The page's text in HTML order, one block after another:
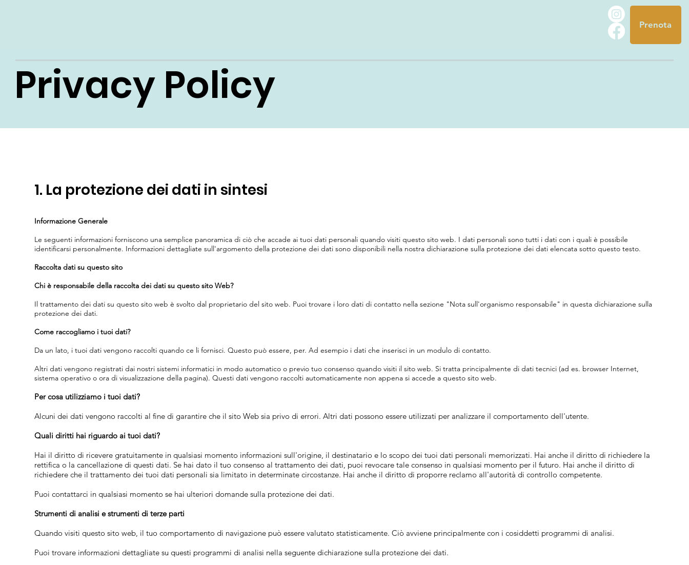
Prenota
Privacy Policy
1. La protezione dei dati in sintesi
Informazione Generale
Le seguenti informazioni forniscono una semplice panoramica di ciò che accade ai tuoi dati personali quando visiti questo sito web. I dati personali sono tutti i dati con i quali è possibile
identificarsi personalmente. Informazioni dettagliate sull'argomento della protezione dei dati sono disponibili nella nostra dichiarazione sulla protezione dei dati elencata sotto questo testo.
Raccolta dati su questo sito
Chi è responsabile della raccolta dei dati su questo sito Web?
Il trattamento dei dati su questo sito web è svolto dal proprietario del sito web. Puoi trovare i loro dati di contatto nella sezione "Nota sull'organismo responsabile" in questa dichiarazione sulla
protezione dei dati.
Come raccogliamo i tuoi dati?
Da un lato, i tuoi dati vengono raccolti quando ce li fornisci. Questo può essere, per. Ad esempio i dati che inserisci in un modulo di contatto.
Altri dati vengono registrati dai nostri sistemi informatici in modo automatico o previo tuo consenso quando visiti il sito web. Si tratta principalmente di dati tecnici (ad es. browser Internet,
sistema operativo o ora di visualizzazione della pagina). Questi dati vengono raccolti automaticamente non appena si accede a questo sito web.
Per cosa utilizziamo i tuoi dati?
Alcuni dei dati vengono raccolti al fine di garantire che il sito Web sia privo di errori. Altri dati possono essere utilizzati per analizzare il comportamento dell'utente.
Quali diritti hai riguardo ai tuoi dati?
Hai il diritto di ricevere gratuitamente in qualsiasi momento informazioni sull'origine, il destinatario e lo scopo dei tuoi dati personali memorizzati. Hai anche il diritto di richiedere la
rettifica o la cancellazione di questi dati. Se hai dato il tuo consenso al trattamento dei dati, puoi revocare tale consenso in qualsiasi momento per il futuro. Hai anche il diritto di
richiedere che il trattamento dei tuoi dati personali sia limitato in determinate circostanze. Hai anche il diritto di proporre reclamo all'autorità di controllo competente.
Puoi contattarci in qualsiasi momento se hai ulteriori domande sulla protezione dei dati.
Strumenti di analisi e strumenti di terze parti
Quando visiti questo sito web, il tuo comportamento di navigazione può essere valutato statisticamente. Ciò avviene principalmente con i cosiddetti programmi di analisi.
Puoi trovare informazioni dettagliate su questi programmi di analisi nella seguente dichiarazione sulla protezione dei dati.